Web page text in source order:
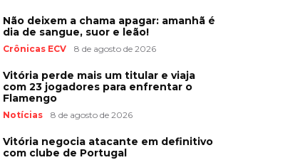
Não deixem a chama apagar: amanhã é
dia de sangue, suor e leão!
Crônicas ECV 8 de agosto de 2026
Vitória perde mais um titular e viaja
com 23 jogadores para enfrentar o
Flamengo
Notícias 8 de agosto de 2026
Vitória negocia atacante em definitivo
com clube de Portugal